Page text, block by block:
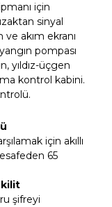
için
sinyal
akım ekranı
pompası
yıldız-üçgen
kontrol kabini.
için akıllı
65
kilit
şifreyi